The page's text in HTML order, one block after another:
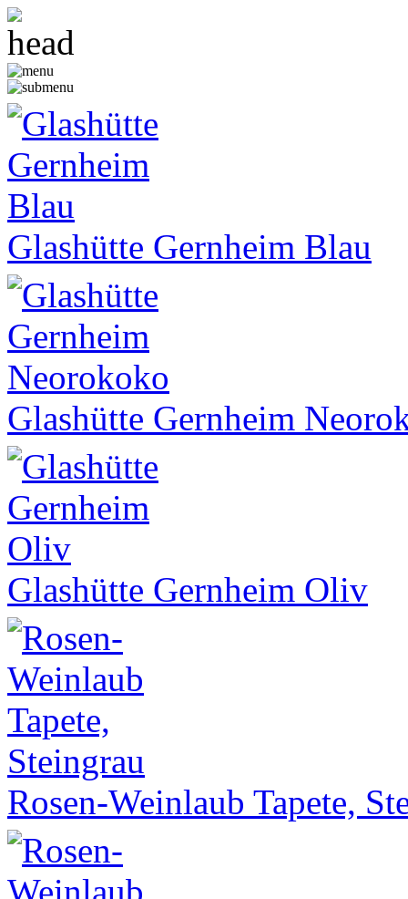
Glashütte Gernheim Blau
Glashütte Gernheim
Glashütte Gernheim Oliv
Rosen-Weinlaub Tapete,